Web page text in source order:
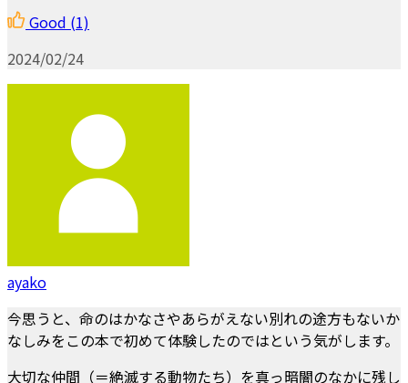
Good (1)
2024/02/24
ayako
今思うと、命のはかなさやあらがえない別れの途方もないか
なしみをこの本で初めて体験したのではという気がします。
大切な仲間（＝絶滅する動物たち）を真っ暗闇のなかに残し